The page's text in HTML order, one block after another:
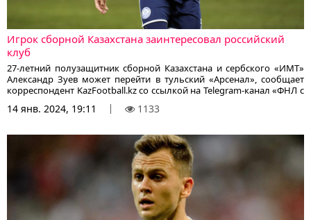
Игрок сборной Казахстана заинтересовал российский
клуб
27-летний полузащитник сборной Казахстана и сербского «ИМТ»
Александр Зуев может перейти в тульский «Арсенал», сообщает
корреспондент KazFootball.kz со ссылкой на Telegram-канал «ФНЛ с
14 янв. 2024, 19:11 1133